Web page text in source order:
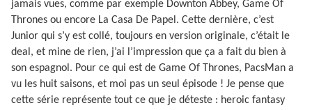
jamais vues, comme par exemple Downton Abbey, Game Of
Thrones ou encore La Casa De Papel. Cette dernière, c’est
Junior qui s’y est collé, toujours en version originale, c’était le
deal, et mine de rien, j’ai l’impression que ça a fait du bien à
son espagnol. Pour ce qui est de Game Of Thrones, PacsMan a
vu les huit saisons, et moi pas un seul épisode ! Je pense que
cette série représente tout ce que je déteste : heroic fantasy